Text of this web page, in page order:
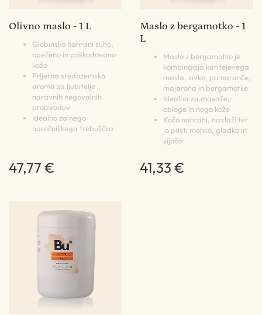
Olivno maslo - 1 L
Globinsko nahrani suho,
opečeno in poškodovano
kožo
Prijetna sredozemska
aroma za ljubitelje
naravnih negovalnih
proizvodov
Idealno za nego
nosečniškega trebuščka
47,77 €
Maslo z bergamotko - 1
L
Maslo z bergamotko je
kombinacija karitejevega
masla, sivke, pomaranče,
majarona in bergamotke
Idealna za masaže,
obloge in nego kože
Kožo nahrani, navlaži ter
jo pusti mehko, gladko in
sijočo
41,33 €